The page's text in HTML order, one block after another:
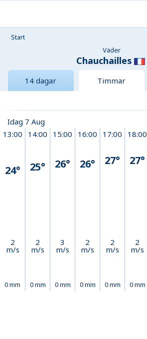
Start
Väder
Chauchailles
14 dagar Timmar
Idag 7 Aug
13:00
24°
2
m/s
0 mm
14:00
25°
2
m/s
0 mm
15:00
26°
3
m/s
0 mm
16:00
26°
2
m/s
0 mm
17:00
27°
2
m/s
0 mm
18:00
27°
2
m/s
0 mm